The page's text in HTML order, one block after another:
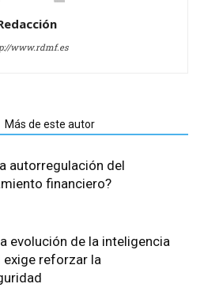
www.rdmf.es
Más de este autor
autorregulación del
financiero?
evolución de la inteligencia
reforzar la